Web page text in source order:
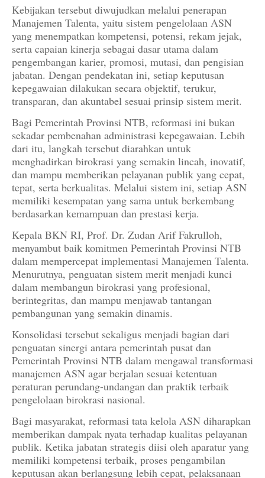
Kebijakan tersebut diwujudkan melalui penerapan
Manajemen Talenta, yaitu sistem pengelolaan ASN
yang menempatkan kompetensi, potensi, rekam jejak,
serta capaian kinerja sebagai dasar utama dalam
pengembangan karier, promosi, mutasi, dan pengisian
jabatan. Dengan pendekatan ini, setiap keputusan
kepegawaian dilakukan secara objektif, terukur,
transparan, dan akuntabel sesuai prinsip sistem merit.
Bagi Pemerintah Provinsi NTB, reformasi ini bukan
sekadar pembenahan administrasi kepegawaian. Lebih
dari itu, langkah tersebut diarahkan untuk
menghadirkan birokrasi yang semakin lincah, inovatif,
dan mampu memberikan pelayanan publik yang cepat,
tepat, serta berkualitas. Melalui sistem ini, setiap ASN
memiliki kesempatan yang sama untuk berkembang
berdasarkan kemampuan dan prestasi kerja.
Kepala BKN RI, Prof. Dr. Zudan Arif Fakrulloh,
menyambut baik komitmen Pemerintah Provinsi NTB
dalam mempercepat implementasi Manajemen Talenta.
Menurutnya, penguatan sistem merit menjadi kunci
dalam membangun birokrasi yang profesional,
berintegritas, dan mampu menjawab tantangan
pembangunan yang semakin dinamis.
Konsolidasi tersebut sekaligus menjadi bagian dari
penguatan sinergi antara pemerintah pusat dan
Pemerintah Provinsi NTB dalam mengawal transformasi
manajemen ASN agar berjalan sesuai ketentuan
peraturan perundang-undangan dan praktik terbaik
pengelolaan birokrasi nasional.
Bagi masyarakat, reformasi tata kelola ASN diharapkan
memberikan dampak nyata terhadap kualitas pelayanan
publik. Ketika jabatan strategis diisi oleh aparatur yang
memiliki kompetensi terbaik, proses pengambilan
keputusan akan berlangsung lebih cepat, pelaksanaan